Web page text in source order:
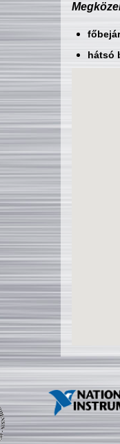
hátsó